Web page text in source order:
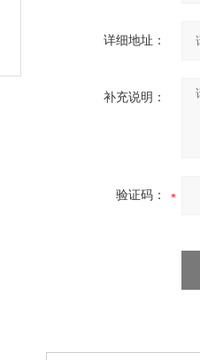
详细地址：
补充说明：
验证码：